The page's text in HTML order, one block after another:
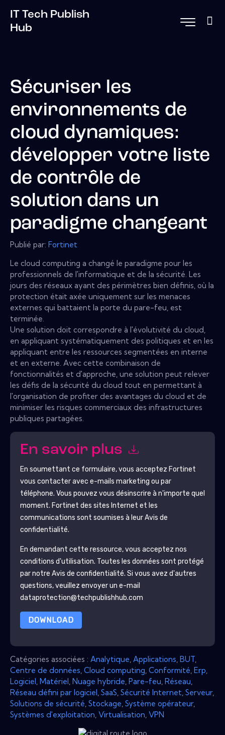
IT Tech Publish
Hub
Sécuriser les
environnements de
cloud dynamiques:
développer votre liste
de contrôle de
solution dans un
paradigme changeant
Publié par: Fortinet
Le cloud computing a changé le paradigme pour les
professionnels de l'informatique et de la sécurité. Les
jours des réseaux ayant des périmètres bien définis, où la
protection était axée uniquement sur les menaces
externes qui battaient la porte du pare-feu, est
terminée.
Une solution doit correspondre à l'évolutivité du cloud,
en appliquant systématiquement des politiques et en les
appliquant entre les ressources segmentées en interne
et en externe. Avec cette combinaison de
fonctionnalités et d'approche, une solution peut relever
les défis de la sécurité du cloud tout en permettant à
l'organisation de profiter des avantages du cloud et de
minimiser les risques commerciaux des infrastructures
publiques partagées.
En savoir plus
En soumettant ce formulaire, vous acceptez Fortinet
vous contacter avec e-mails marketing ou par
téléphone. Vous pouvez vous désinscrire à n'importe quel
moment. Fortinet des sites Internet et les
communications sont soumises à leur Avis de
confidentialité.
En demandant cette ressource, vous acceptez nos
conditions d'utilisation. Toutes les données sont protégé
par notre Avis de confidentialité. Si vous avez d'autres
questions, veuillez envoyer un e-mail
dataprotection@techpublishhub.com
DOWNLOAD
Catégories associées : Analytique Applications BUT
Centre de données Cloud computing Conformité Erp
Logiciel Matériel Nuage hybride Pare-feu Réseau
Réseau défini par logiciel SaaS Sécurité Internet Serveur,
Solutions de sécurité Stockage Système opérateur,
Systèmes d'exploitation Virtualisation VPN